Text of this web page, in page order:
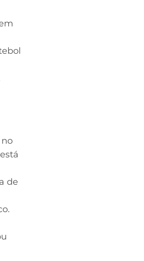
de